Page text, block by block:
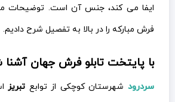
ایفا می کند، جنس آن است. توضیحات
فرش مبارکه را در بالا به تفصیل شرح دادیم.
با پایتخت تابلو فرش جهان
سردرودشهرستان کوچکی از توابع تبریز